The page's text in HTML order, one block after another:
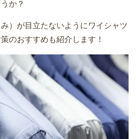
か？
）が目立たないようにワイシャツ
のおすすめも紹介します！